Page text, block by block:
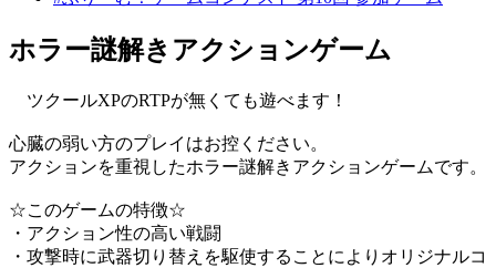
ホラー謎解きアクションゲーム
ツクールXPのRTPが無くても遊べます！
心臓の弱い方のプレイはお控ください。
アクションを重視したホラー謎解きアクションゲームです。
☆このゲームの特徴☆
・アクション性の高い戦闘
・攻撃時に武器切り替えを駆使することによりオリジナルコ